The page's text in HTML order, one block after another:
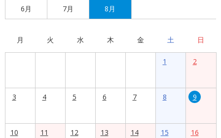
6月 7月 8月
月 火 水 木 金 土 日
1 2
3 4 5 6 7 8 9
10
11
12
13
14
15
16